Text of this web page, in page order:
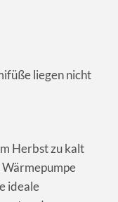
liegen nicht
Herbst zu kalt
Wärmepumpe
ideale